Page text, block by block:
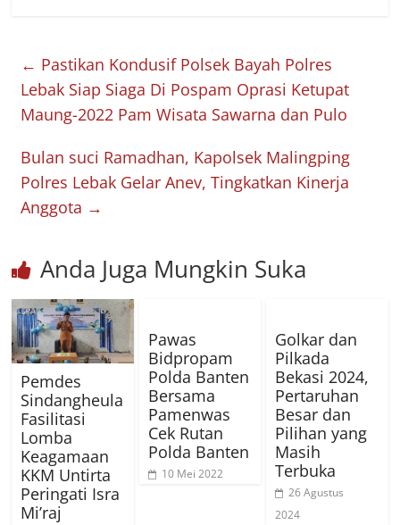
← Pastikan Kondusif Polsek Bayah Polres
Lebak Siap Siaga Di Pospam Oprasi Ketupat
Maung-2022 Pam Wisata Sawarna dan Pulo
Bulan suci Ramadhan, Kapolsek Malingping
Polres Lebak Gelar Anev, Tingkatkan Kinerja
Anggota →
Anda Juga Mungkin Suka
Pemdes
Sindangheula
Fasilitasi
Lomba
Keagamaan
KKM Untirta
Peringati Isra
Mi’raj
Pawas
Bidpropam
Polda Banten
Bersama
Pamenwas
Cek Rutan
Polda Banten
10 Mei 2022
Golkar dan
Pilkada
Bekasi 2024,
Pertaruhan
Besar dan
Pilihan yang
Masih
Terbuka
26 Agustus
2024